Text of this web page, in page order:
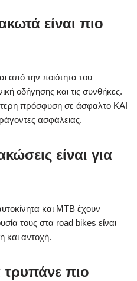
είναι πιο
από την ποιότητα του
οδήγησης και τις συνθήκες.
πρόσφυση σε άσφαλτο ΚΑΙ
ασφάλειας.
είναι για
και MTB έχουν
τους στα road bikes είναι
και αντοχή.
τρυπάνε πιο